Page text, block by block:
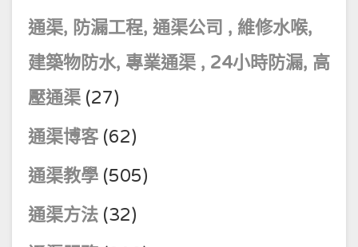
通渠, 防漏工程, 通渠公司 , 維修水喉,
建築物防水, 專業通渠 , 24小時防漏, 高
壓通渠 (27)
通渠博客(62)
通渠教學 (505)
通渠方法 (32)